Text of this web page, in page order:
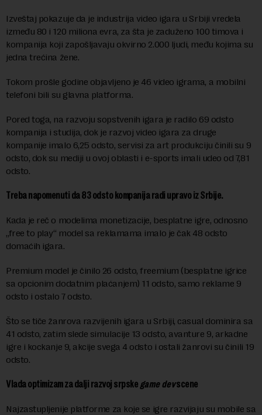
Izveštaj pokazuje da je industrija video igara u Srbiji vredela
između 80 i 120 miliona evra, za šta je zaduženo 100 timova i
kompanija koji zapošljavaju okvirno 2.000 ljudi, među kojima su
jedna trećina žene.
Tokom prošle godine objavljeno je 46 video igrama, a mobilni
telefoni bili su glavna platforma.
Pored toga, na razvoju sopstvenih igara je radilo 69 odsto
kompanija i studija, dok je razvoj video igara za druge
kompanije imalo 6,25 odsto, servisi za art produkciju činili su 9
odsto, dok su mediji u ovoj oblasti i e-sports imali udeo od 7,81
odsto.
Treba napomenuti da 83 odsto kompanija radi upravo iz Srbije.
Kada je reč o modelima monetizacije, besplatne igre, odnosno
„free to play“ model sa reklamama imalo je čak 48 odsto
domaćih igara.
Premium model je činilo 26 odsto, freemium (besplatne igrice
sa opcionim dodatnim plaćanjem) 11 odsto, samo reklame 9
odsto i ostalo 7 odsto.
Što se tiče žanrova razvijenih igara u Srbiji, casual dominira sa
41 odsto, zatim slede simulacije 13 odsto, avanture 9, arkadne
igre i kockanje 9, akcije svega 4 odsto i ostali žanrovi su činili 19
odsto.
Vlada optimizam za dalji razvoj srpske game devscene
Najzastupljenije platforme za koje se igre razvijaju su mobile sa